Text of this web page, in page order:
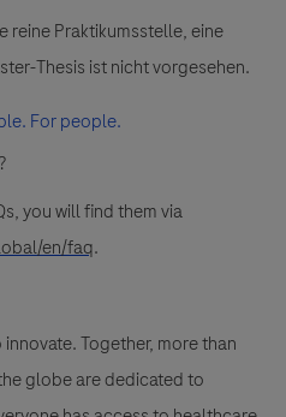
reine Praktikumsstelle, eine
Thesis ist nicht vorgesehen.
For people.
you will find them via
en/faq.
Together, more than
globe are dedicated to